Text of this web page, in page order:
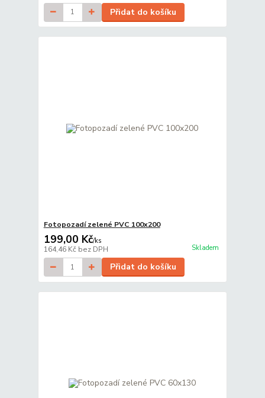
Přidat do košíku
Fotopozadí zelené PVC 100x200
199,00 Kč/ks
164,46 Kč bez DPH Skladem
Přidat do košíku